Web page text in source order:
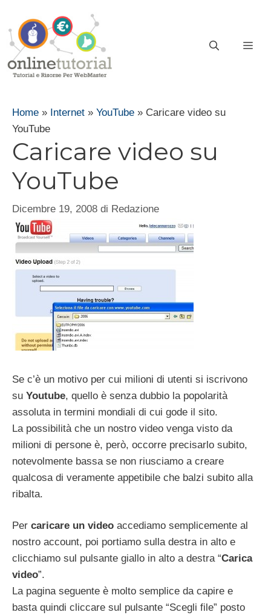
contenuto
Home » Internet » YouTube » Caricare video su
YouTube
Caricare video su
YouTube
Dicembre 19, 2008 di Redazione
Se c’è un motivo per cui milioni di utenti si iscrivono
su Youtube, quello è senza dubbio la popolarità
assoluta in termini mondiali di cui gode il sito.
La possibilità che un nostro video venga visto da
milioni di persone è, però, occorre precisarlo subito,
notevolmente bassa se non riusciamo a creare
qualcosa di veramente appetibile che balzi subito alla
ribalta.
Per caricare un video accediamo semplicemente al
nostro account, poi portiamo sulla destra in alto e
clicchiamo sul pulsante giallo in alto a destra “Carica
video”.
La pagina seguente è molto semplice da capire e
basta quindi cliccare sul pulsante “Scegli file” posto